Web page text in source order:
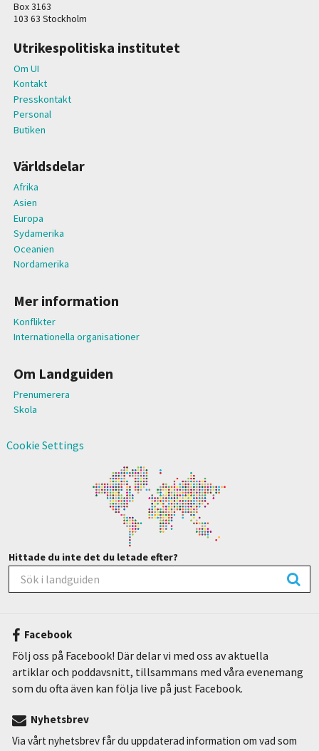
Box 3163
103 63 Stockholm
Utrikespolitiska institutet
Om UI
Kontakt
Presskontakt
Personal
Butiken
Världsdelar
Afrika
Asien
Europa
Sydamerika
Oceanien
Nordamerika
Mer information
Konflikter
Internationella organisationer
Om Landguiden
Prenumerera
Skola
Cookie Settings
Hittade du inte det du letade efter?
Facebook
Följ oss på Facebook! Där delar vi med oss av aktuella
artiklar och poddavsnitt, tillsammans med våra evenemang
som du ofta även kan följa live på just Facebook.
Nyhetsbrev
Via vårt nyhetsbrev får du uppdaterad information om vad som